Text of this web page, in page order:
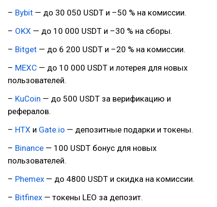
– Bybit — до 30 050 USDT и –50 % на комиссии.
– OKX — до 10 000 USDT и –30 % на сборы.
– Bitget — до 6 200 USDT и –20 % на комиссии.
– MEXC — до 10 000 USDT и лотерея для новых
пользователей.
– KuCoin — до 500 USDT за верификацию и
рефералов.
– HTX и Gate.io — депозитные подарки и токены.
– Binance — 100 USDT бонус для новых
пользователей.
– Phemex — до 4800 USDT и скидка на комиссии.
– Bitfinex — токены LEO за депозит.